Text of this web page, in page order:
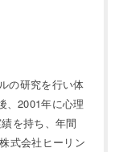
の研究を行い体
、2001年に心理
を持ち、年間
式会社ヒーリン